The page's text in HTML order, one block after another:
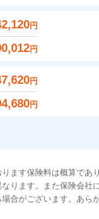
円
円
円
円
ます保険料は概算であ
ります。また保険会社
合がございます。あら